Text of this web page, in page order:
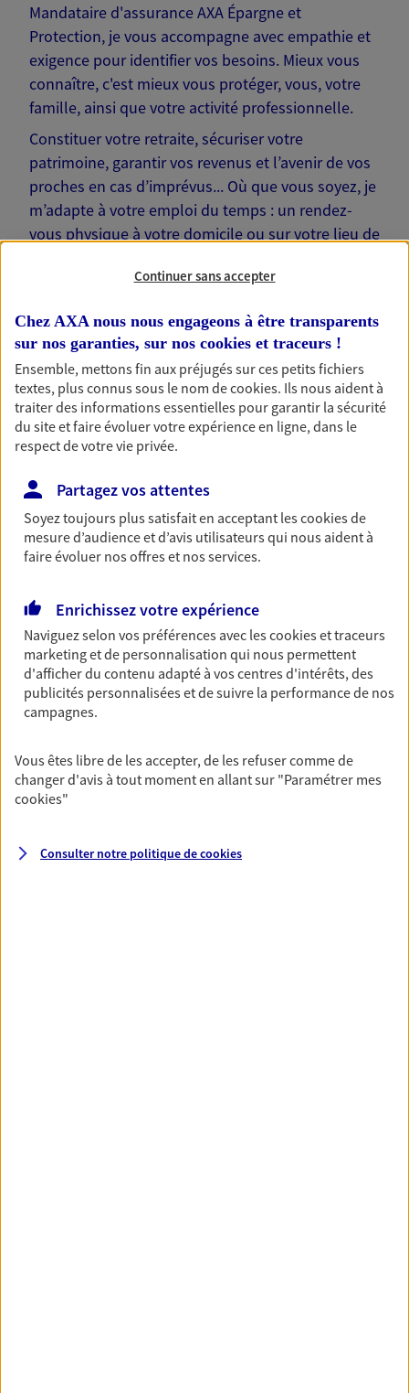
Mandataire d'assurance AXA Épargne et
Protection, je vous accompagne avec empathie et
exigence pour identifier vos besoins. Mieux vous
connaître, c'est mieux vous protéger, vous, votre
famille, ainsi que votre activité professionnelle.
Constituer votre retraite, sécuriser votre
patrimoine, garantir vos revenus et l’avenir de vos
proches en cas d’imprévus... Où que vous soyez, je
m’adapte à votre emploi du temps : un rendez-
vous physique à votre domicile ou sur votre lieu de
Nos offres phares
Épargne
Réalisez vos projets grâce à votre épargne : achat
immobilier, études des enfants ou voyage autour
du monde… Épargnez à votre rythme et
simplement, selon votre profil.
Préparez sereinement ce nouveau chapitre de
votre vie avec les conseils d'un expert. Découvrez
notre solution PER (Plan Epargne Retraite)
spécialement conçue pour la retraite.
Couvrez vos dépenses de santé ainsi que celles de
votre famille avec la complémentaire santé qui
vous ressemble.
Prévoyance
Continuer sans accepter
Chez AXA nous nous engageons à être transparents
sur nos garanties, sur nos cookies et traceurs !
Ensemble, mettons fin aux préjugés sur ces petits fichiers
textes, plus connus sous le nom decookies. Ils nous aident à
traiter des informations essentielles pour garantir la sécurité
du site et faire évoluer votre expérience en ligne, dans le
respect de votre vie privée.
Partagez vos attentes
Soyez toujours plus satisfait en acceptant lescookiesde
mesure d’audience et d’avis utilisateurs qui nous aident à
faire évoluer nos offres et nos services.
Enrichissez votre expérience
Naviguez selon vos préférences avec lescookies et traceurs
marketing et de personnalisation qui nous permettent
d'afficher du contenu adapté à vos centres d'intérêts, des
publicités personnalisées et de suivre la performance de nos
campagnes.
Vous êtes libre de les accepter, de les refuser comme de
changer d'avis à tout moment en allant sur "Paramétrer mes
cookies"
Consulter notre politique decookies